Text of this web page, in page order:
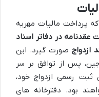
پرداخت مالیات مهریه
عقدنامه در دفاتر اسناد
ازدواجصورت گیرد. این
پس از توافق بر سر
ثبت رسمی ازدواج خود،
بود. دفترخانه های